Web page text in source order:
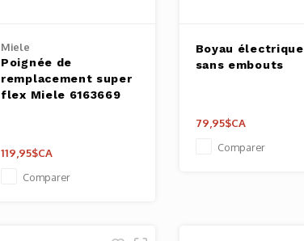
Miele
Poignée de
remplacement super
flex Miele 6163669
119,95$CA
Comparer
Boyau électrique
sans embouts
79,95$CA
Comparer